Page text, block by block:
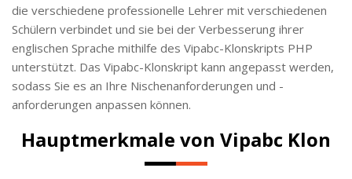
die verschiedene professionelle Lehrer mit verschiedenen
Schülern verbindet und sie bei der Verbesserung ihrer
englischen Sprache mithilfe des Vipabc-Klonskripts PHP
unterstützt. Das Vipabc-Klonskript kann angepasst werden,
sodass Sie es an Ihre Nischenanforderungen und -
anforderungen anpassen können.
Hauptmerkmale von Vipabc Klon